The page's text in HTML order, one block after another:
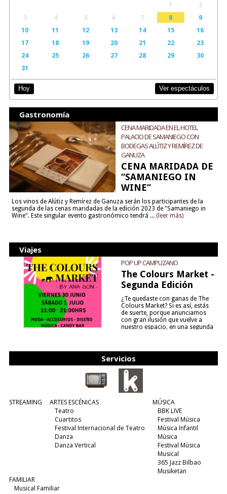
1
2
3
4 5 6 7 8
9
10
11 12 13 14 15
16
17
18 19 20 21 22
23
24
25 26 27 28 29
30
31
Hoy Ver espectáculos
Gastronomía
CENA MARIDADA EN EL HOTEL
PALACIO DE SAMANIEGO CON
BODEGAS ALÚTIZ Y REMÍREZ DE
GANUZA
CENA MARIDADA DE
“SAMANIEGO IN
WINE”
Los vinos de Alútiz y Remírez de Ganuza serán los participantes de la
segunda de las cenas maridadas de la edición 2023 de "Samaniego in
Wine". Este singular evento gastronómico tendrá ... (leer más)
Viajes
POP UP CAMPUZANO
The Colours Market -
Segunda Edición
¿Te quedaste con ganas de The
Colours Market? Si es así, estás
de suerte, porque anunciamos
con gran ilusión que vuelve a
nuestro espacio, en una segunda
Servicios
STREAMING
ARTES ESCÉNICAS
Teatro
Cuartitos
Festival Internacional de Teatro
Danza
Danza Vertical
MÚSICA
BBK LIVE
Festival Música
Música Infantil
Música
Festival Música
Musical
365 Jazz Bilbao
Musiketan
FAMILIAR
Musical Familiar